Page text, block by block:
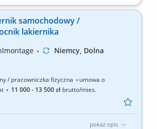
zabudów specjalistycznych do pojazdów
na podstawie rysunku technicznego oraz
cięcie, dopasowywanie i łączenie
wykonywanie szczepień i krótkich spawów
wiercenie, skręcanie oraz...
samochodowy /
lakiernika
Niemcy, Dolna
/ pracowniczka fizyczna
umowa o
11 000 - 13 500 zł brutto/mies.
pokaż opis